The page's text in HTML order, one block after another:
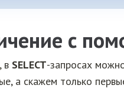
с
, в SELECT-запросах
а скажем только